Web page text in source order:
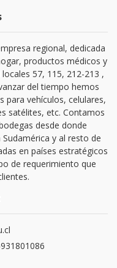
regional, dedicada
productos médicos y
57, 115, 212-213 ,
del tiempo hemos
vehículos, celulares,
satélites, etc. Contamos
desde donde
y al resto de
en países estratégicos
de requerimiento que